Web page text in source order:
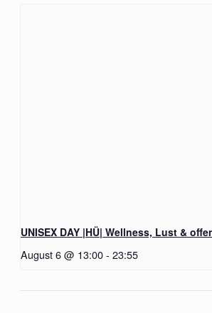
UNISEX DAY |HÜ| Wellness, Lust &
August 6 @ 13:00- 23:55